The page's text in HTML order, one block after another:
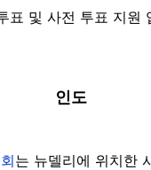
표 및 사전 투표 지원
인도
는 뉴델리에 위치한